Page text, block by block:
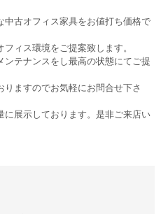
古オフィス家具をお値打ち価格で
ィス環境をご提案致します。
テナンスをし最高の状態にてご提
ますのでお気軽にお問合せ下さ
展示しております。是非ご来店い